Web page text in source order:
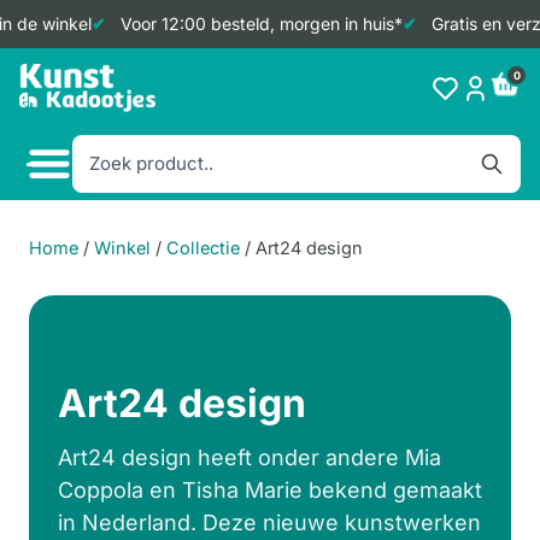
winkel Voor 12:00 besteld, morgen in huis* Gratis en
Doorgaan
naar
0
Home / Winkel / Collectie / Art24 design
Art24 design
Art24 design heeft onder andere Mia
Coppola en Tisha Marie bekend gemaakt
in Nederland. Deze nieuwe kunstwerken